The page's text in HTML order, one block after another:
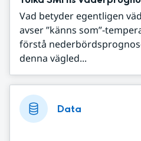
Vad betyder egentligen
avser ”känns som”-
förstå
denna vägled...
Data